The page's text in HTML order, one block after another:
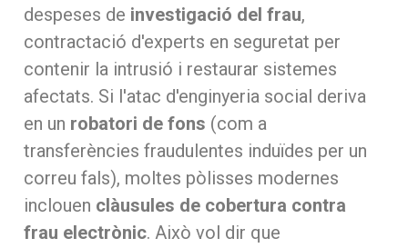
despeses de investigació del frau,
contractació d'experts en seguretat per
contenir la intrusió i restaurar sistemes
afectats. Si l'atac d'enginyeria social deriva
en un robatori de fons (com a
transferències fraudulentes induïdes per un
correu fals), moltes pòlisses modernes
inclouen clàusules de cobertura contra
frau electrònic. Això vol dir que